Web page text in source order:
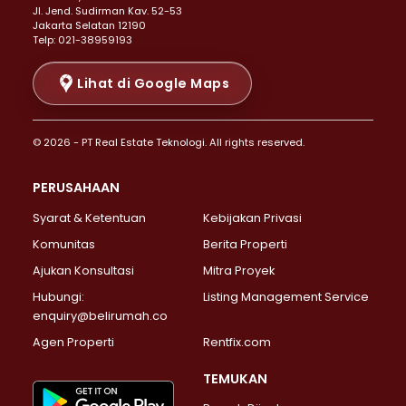
Properti Dijual di Senen >
Properti Dijual di Tanah Abang >
Properti Dijual di Cikini >
Properti Dijual di Kramat >
Properti Dijual di Pasar Baru >
Properti Dijual di Bendungan Hilir >
Properti Dijual di Jakarta Selatan >
Properti Dijual di Lebak Bulus >
Properti Dijual di Gandaria Selatan >
Properti Dijual di Pondok Labu >
Properti Dijual di Lenteng Agung >
Properti Dijual di Senayan >
Properti Dijual di Pondok Pinang >
Properti Dijual di Kebayoran Lama >
Properti Dijual di Kebayoran Baru >
JI. Jend. Sudirman Kav. 52-53
Jakarta Selatan 12190
Telp: 021-38959193
Lihat di Google Maps
© 2026 - PT Real Estate Teknologi. All rights reserved.
PERUSAHAAN
Syarat & Ketentuan
Kebijakan Privasi
Komunitas
Berita Properti
Ajukan Konsultasi
Mitra Proyek
Hubungi:
enquiry@belirumah.co
Listing Management Service
Agen Properti Rentfix.com
TEMUKAN